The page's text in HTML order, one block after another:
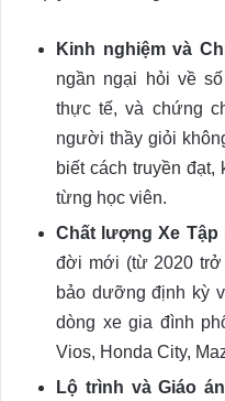
Kinh nghiệm và
ngần ngại hỏi về
thực tế, và chứng
người thầy giỏi
biết cách truyền đạt,
từng học viên.
Chất lượng Xe Tập
đời mới (từ 2020 trở
bảo dưỡng định kỳ
dòng xe gia đình
Vios, Honda City,
Lộ trình và Giáo